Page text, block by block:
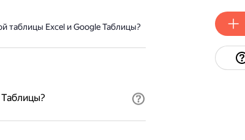
таблицы Excel и Google Таблицы?